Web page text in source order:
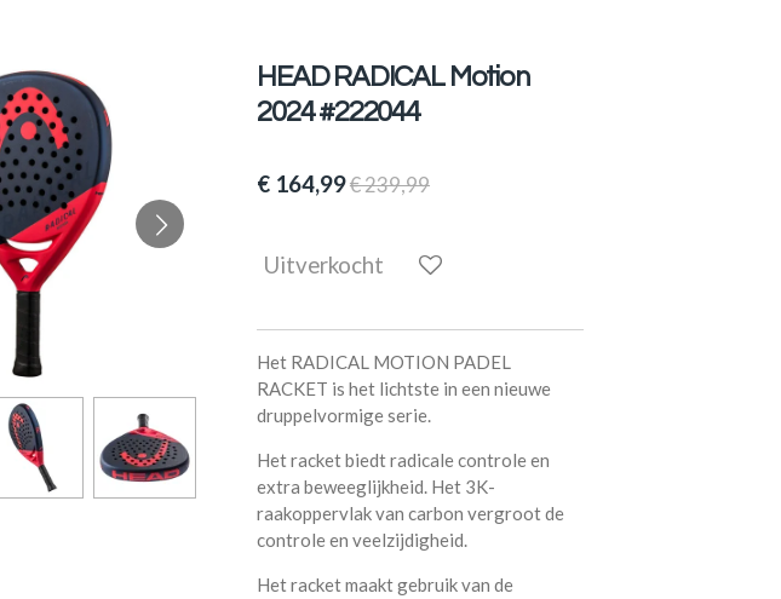
HEAD RADICAL Motion
2024 #222044
€ 164,99€ 239,99
Uitverkocht
Het RADICAL MOTION PADEL
RACKET is het lichtste in een nieuwe
druppelvormige serie.
Het racket biedt radicale controle en
extra beweeglijkheid. Het 3K-
raakoppervlak van carbon vergroot de
controle en veelzijdigheid.
Het racket maakt gebruik van de